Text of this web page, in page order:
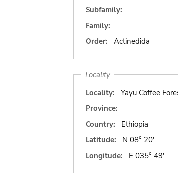
Subfamily:
Family:
Order:
Actinedida
Locality
Locality:
Yayu Coffee
Province:
Country:
Ethiopia
Latitude:
N 08° 20'
Longitude:
E 035° 49'